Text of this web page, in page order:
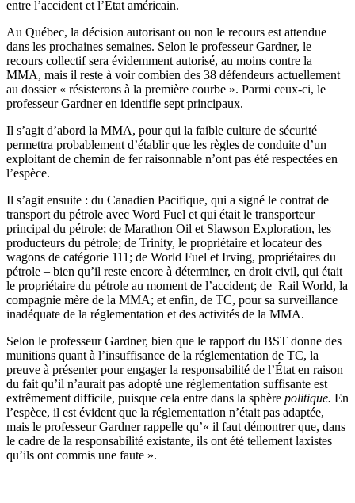
entre l’accident et l’État américain.
Au Québec, la décision autorisant ou non le recours est attendue
dans les prochaines semaines. Selon le professeur Gardner, le
recours collectif sera évidemment autorisé, au moins contre la
MMA, mais il reste à voir combien des 38 défendeurs actuellement
au dossier « résisterons à la première courbe ». Parmi ceux-ci, le
professeur Gardner en identifie sept principaux.
Il s’agit d’abord la MMA, pour qui la faible culture de sécurité
permettra probablement d’établir que les règles de conduite d’un
exploitant de chemin de fer raisonnable n’ont pas été respectées en
l’espèce.
Il s’agit ensuite : du Canadien Pacifique, qui a signé le contrat de
transport du pétrole avec Word Fuel et qui était le transporteur
principal du pétrole; de Marathon Oil et Slawson Exploration, les
producteurs du pétrole; de Trinity, le propriétaire et locateur des
wagons de catégorie 111; de World Fuel et Irving, propriétaires du
pétrole – bien qu’il reste encore à déterminer, en droit civil, qui était
le propriétaire du pétrole au moment de l’accident; de Rail World, la
compagnie mère de la MMA; et enfin, de TC, pour sa surveillance
inadéquate de la réglementation et des activités de la MMA.
Selon le professeur Gardner, bien que le rapport du BST donne des
munitions quant à l’insuffisance de la réglementation de TC, la
preuve à présenter pour engager la responsabilité de l’État en raison
du fait qu’il n’aurait pas adopté une réglementation suffisante est
extrêmement difficile, puisque cela entre dans la sphère politique. En
l’espèce, il est évident que la réglementation n’était pas adaptée,
mais le professeur Gardner rappelle qu’« il faut démontrer que, dans
le cadre de la responsabilité existante, ils ont été tellement laxistes
qu’ils ont commis une faute ».